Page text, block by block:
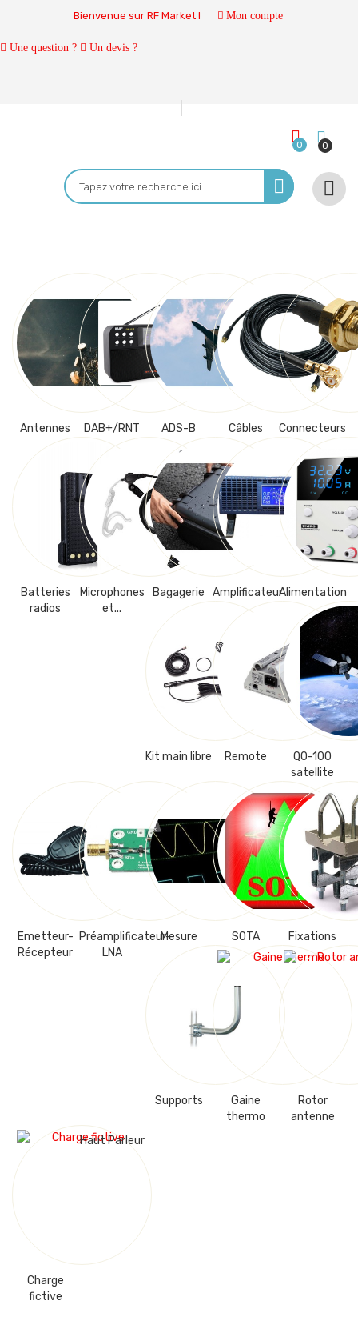
Bienvenue sur RF Market ! Mon compte
Une question ? Un devis ?
0 0

Antennes DAB+/RNT ADS-B Câbles Connecteurs
Batteries
radios
Microphones
et...
Bagagerie AmplificateurAlimentation
Kit main libre Remote
QO-100
satellite
Emetteur-
Récepteur
Préamplificateur-
LNA
Mesure SOTA Fixations
Supports
Gaine
thermo
Rotor
antenne
Charge
fictive
Haut Parleur